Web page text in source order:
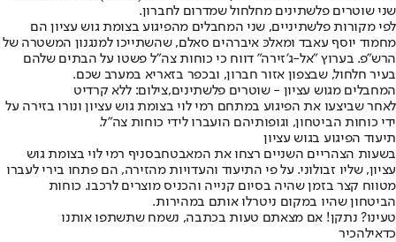
שני שוטרים פלשתינים מחלחול שמדרום לחברון.
לפי מקורות פלשתיניים, שני המחבלים מהפיגוע בצומת גוש עציון הם
מחמוד יוסף עאבד ומאלכּ איברהים סאלם, שהשתייכו למנגנון המשטרה של
הרש"פ. בערוץ "אל-ג'זירה" דווח כי כוחות צה"ל פשטו על הבתים שלהם
בעיר חלחול, שבצפון אזור חברון, ובכפר בזאריא במערב שכם.
המחבלים מגוש עציון - שוטרים פלשתינים,צילום: ללא קרדיט
לאחר שביצעו את הפיגוע במתחם רמי לוי בצומת גוש עציון ונורו בזירה על
ידי כוחות הביטחון, וגופותיהם הועברו לידי כוחות צה"ל.
תיעוד הפיגוע בגוש עציון
בשעות הצהריים השניים רצחו את המאבטחבסניף רמי לוי בצומת גוש
עציון, שליו זבולוני. על פי התיעוד והעדויות מהזירה, הם פתחו בירי לעברו
מטווח קצר בזמן שהיה בסיום קנייה והכניס מוצרים לרכבו. כוחות
הביטחון שהיו במקום ניטרלו אותם במהירות.
טעינו? נתקן! אם מצאתם טעות בכתבה, נשמח שתשתפו אותנו
כדאילהכיר